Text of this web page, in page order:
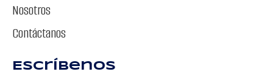
Nosotros
Contáctanos
Escríbenos